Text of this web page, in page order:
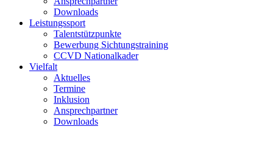
Downloads
Leistungssport
Talentstützpunkte
Bewerbung Sichtungstraining
CCVD Nationalkader
Vielfalt
Aktuelles
Termine
Inklusion
Ansprechpartner
Downloads